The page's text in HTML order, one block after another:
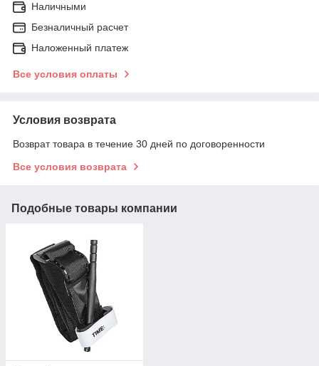
Наличными
Безналичный расчет
Наложенный платеж
Все условия оплаты
Условия возврата
Возврат товара в течение 30 дней по договоренности
Все условия возврата
Подобные товары компании